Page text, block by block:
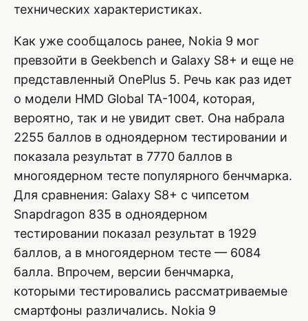
технических характеристиках.
Как уже сообщалось ранее, Nokia 9 мог
превзойти в Geekbench и Galaxy S8+ и еще не
представленный OnePlus 5. Речь как раз идет
о модели HMD Global TA-1004, которая,
вероятно, так и не увидит свет. Она набрала
2255 баллов в одноядерном тестировании и
показала результат в 7770 баллов в
многоядерном тесте популярного бенчмарка.
Для сравнения: Galaxy S8+ с чипсетом
Snapdragon 835 в одноядерном
тестировании показал результат в 1929
баллов, а в многоядерном тесте — 6084
балла. Впрочем, версии бенчмарка,
которыми тестировались рассматриваемые
смартфоны различались. Nokia 9